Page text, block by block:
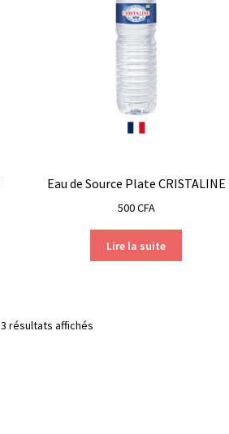
Eau de Source Plate CRISTALINE
500CFA
Lire la suite
3 résultats affichés